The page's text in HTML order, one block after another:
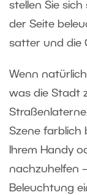
stellen Sie
der Seite
satter und die
Wenn
was die Stadt
Szene farblich
Ihrem Handy
nachzuhelfen
Beleuchtung